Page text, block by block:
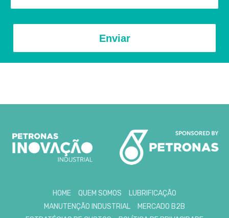
Enviar
HOME QUEM SOMOS
LUBRIFICAÇÃO
MANUTENÇÃO INDUSTRIAL
MERCADO B2B